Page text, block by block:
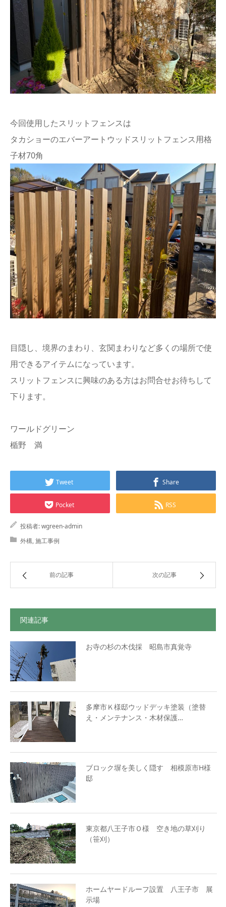
今回使用したスリットフェンスは
タカショーのエバーアートウッドスリットフェンス用格
子材70角
目隠し、境界のまわり、玄関まわりなど多くの場所で使
用できるアイテムになっています。
スリットフェンスに興味のある方はお問合せお待ちして
下ります。
ワールドグリーン
楯野 満
Tweet Share
Pocket RSS
投稿者:wgreen-admin
外構,施工事例
前の記事 次の記事
関連記事
お寺の杉の木伐採 昭島市真覚寺
多摩市Ｋ様邸ウッドデッキ塗装（塗替
え・メンテナンス・木材保護…
ブロック塀を美しく隠す 相模原市H様
邸
東京都八王子市Ｏ様 空き地の草刈り
（笹刈）
ホームヤードルーフ設置 八王子市 展
示場